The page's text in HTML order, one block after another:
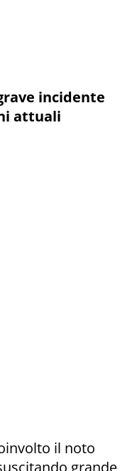
incidente
attuali
il noto
grande